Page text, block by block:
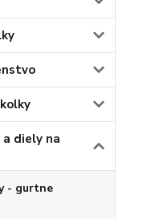
diely na
- gurtne